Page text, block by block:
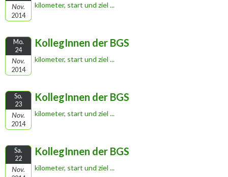
Nov.
2014
kilometer, start und ziel ...
Mo.
24
Nov.
2014
KollegInnen der BGS
kilometer, start und ziel ...
So.
23
Nov.
2014
KollegInnen der BGS
kilometer, start und ziel ...
Sa.
22
Nov.
KollegInnen der BGS
kilometer, start und ziel ...